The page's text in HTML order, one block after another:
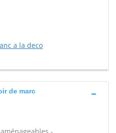
a la deco
de marc